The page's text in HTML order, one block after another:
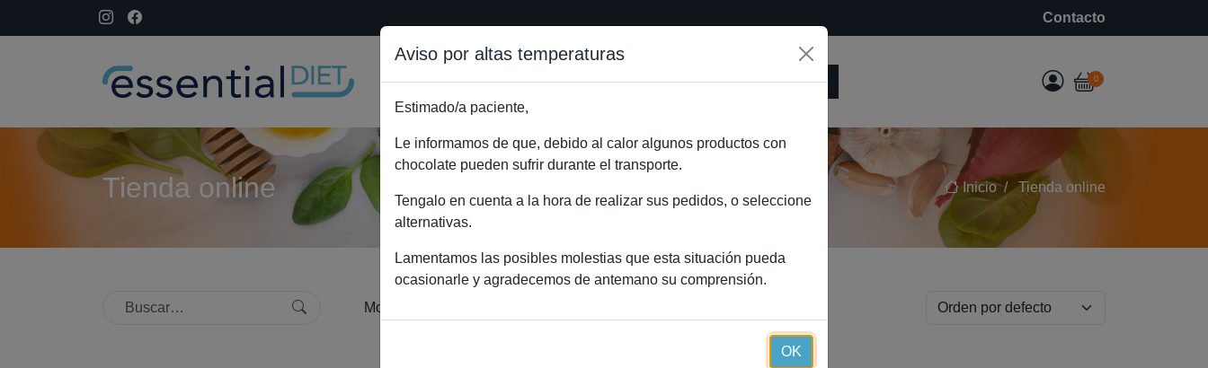
Contacto
Inicio Método Essential Blog Tienda online 0
Tienda online Inicio Tienda online
Mostrando
Aviso por altas temperaturas
Estimado/a paciente,
Le informamos de que, debido al calor algunos productos con
chocolate pueden sufrir durante el transporte.
Tengalo en cuenta a la hora de realizar sus pedidos, o seleccione
alternativas.
Lamentamos las posibles molestias que esta situación pueda
ocasionarle y agradecemos de antemano su comprensión.
OK